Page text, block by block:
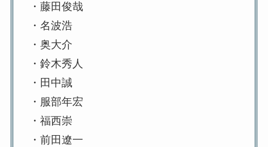
・藤田俊哉
・名波浩
・奥大介
・鈴木秀人
・田中誠
・服部年宏
・福西崇
・前田遼一